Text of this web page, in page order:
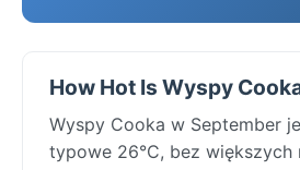
How Hot Is Wyspy
Wyspy Cooka w September
typowe 26°C, bez większych